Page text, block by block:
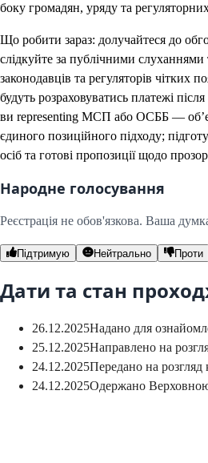
боку громадян, уряду та
Що робити зараз: долучайтеся до
слідкуйте за публічними слуханнями
законодавців та регуляторів чітких
будуть розраховуватись платежі
ви representing МСП або ОСББ —
єдиного позиційного підходу;
осіб та готові пропозиції щодо
Народне голосування
Реєстрація не обов'язкова. Ваша
Підтримую Нейтрально Проти
Дати та стан
26.12.2025Надано для
25.12.2025Направлено на
24.12.2025Передано на розгляд
24.12.2025Одержано